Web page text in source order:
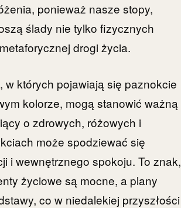
ponieważ nasze stopy,
ślady nie tylko fizycznych
drogi życia.
w których pojawiają się paznokcie
kolorze, mogą stanowić ważną
o zdrowych, różowych i
może spodziewać się
i wewnętrznego spokoju. To znak,
życiowe są mocne, a plany
co w niedalekiej przyszłości